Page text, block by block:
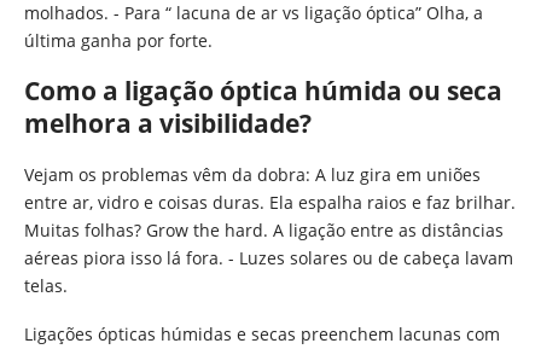
molhados. - Para “ lacuna de ar vs ligação óptica” Olha, a
última ganha por forte.
Como a ligação óptica húmida ou seca
melhora a visibilidade?
Vejam os problemas vêm da dobra: A luz gira em uniões
entre ar, vidro e coisas duras. Ela espalha raios e faz brilhar.
Muitas folhas? Grow the hard. A ligação entre as distâncias
aéreas piora isso lá fora. - Luzes solares ou de cabeça lavam
telas.
Ligações ópticas húmidas e secas preenchem lacunas com